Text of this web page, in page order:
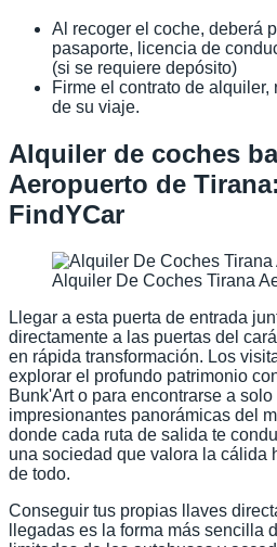
Al recoger el coche, deberá
pasaporte, licencia de
(si se requiere depósito)
Firme el contrato de
de su viaje.
Alquiler de coches
Aeropuerto de
FindYCar
Alquiler De Coches Tirana
Llegar a esta puerta de entrada
directamente a las puertas del
en rápida transformación. Los
explorar el profundo patrimonio
Bunk'Art o para encontrarse a
impresionantes panorámicas del
donde cada ruta de salida te
una sociedad que valora la cálida
de todo.
Conseguir tus propias llaves
llegadas es la forma más sencilla